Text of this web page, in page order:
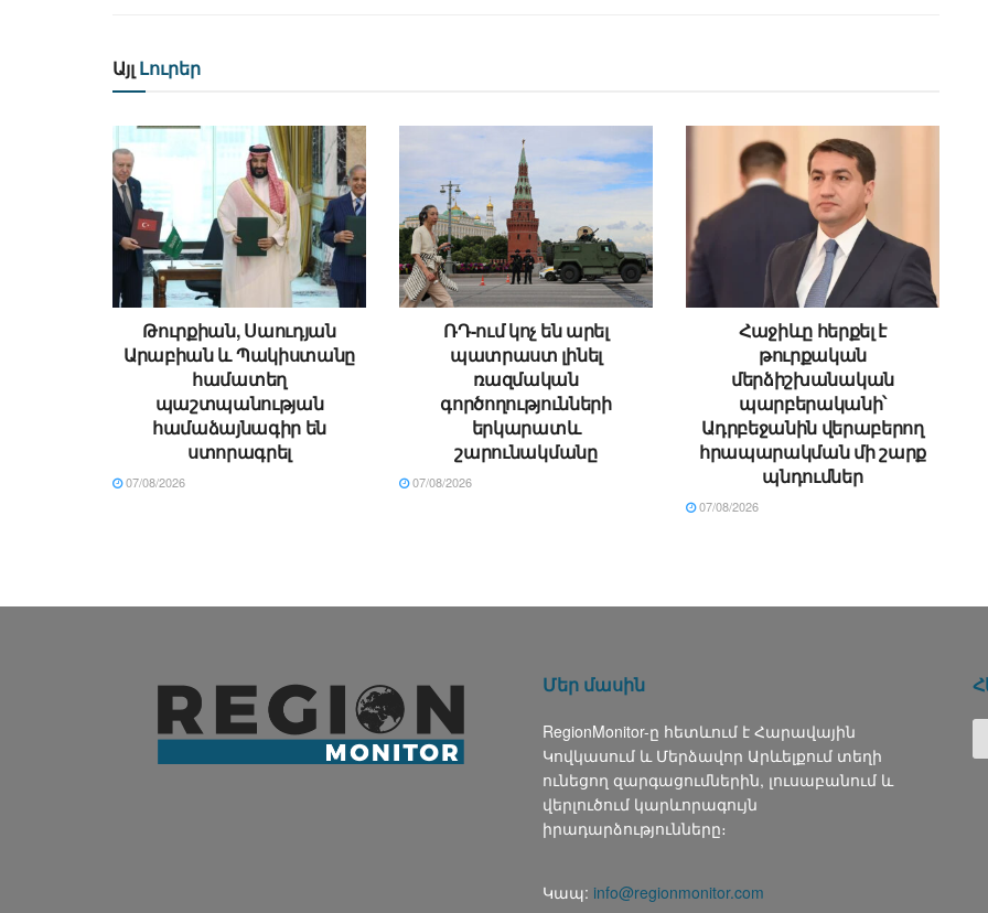
Այլ Լուրեր
Թուրքիան, Սաուդյան
Արաբիան և Պակիստանը
համատեղ
պաշտպանության
համաձայնագիր են
ստորագրել
07/08/2026
ՌԴ-ում կոչ են արել
պատրաստ լինել
ռազմական
գործողությունների
երկարատև
շարունակմանը
07/08/2026
Հաջիևը հերքել է
թուրքական
մերձիշխանական
պարբերականի՝
Ադրբեջանին վերաբերող
հրապարակման մի շարք
պնդումներ
07/08/2026
Մեր մասին
RegionMonitor-ը հետևում է Հարավային
Կովկասում և Մերձավոր Արևելքում տեղի
ունեցող զարգացումներին, լուսաբանում և
վերլուծում կարևորագույն
իրադարձությունները։
Կապ: info@regionmonitor.com